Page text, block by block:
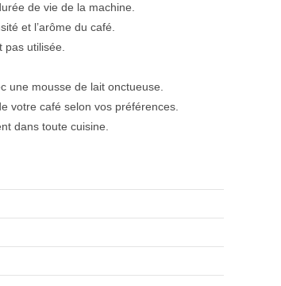
de vie de la machine.
et l’arôme du café.
utilisée.
une mousse de lait onctueuse.
votre café selon vos préférences.
dans toute cuisine.